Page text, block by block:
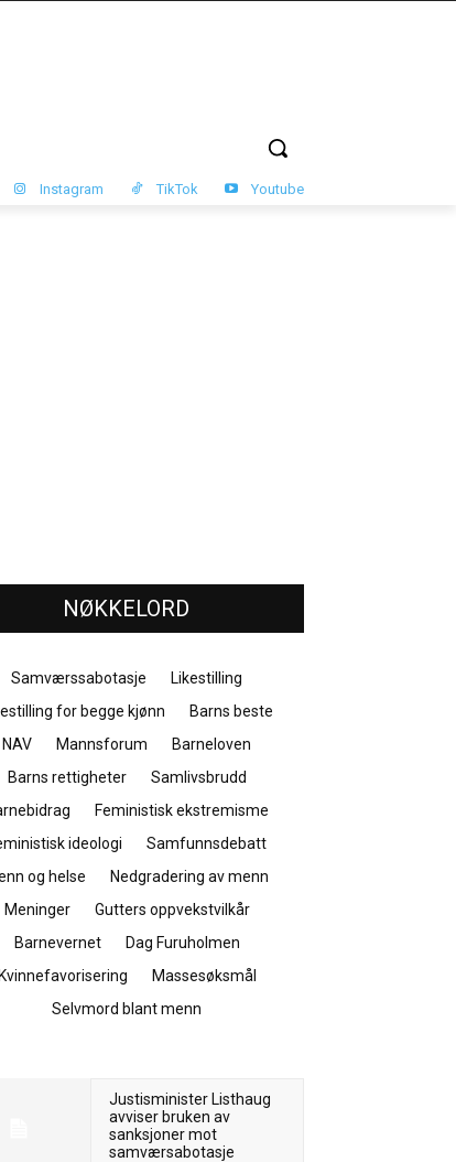
Instagram TikTok Youtube
NØKKELORD
Samværssabotasje
Likestilling
for begge kjønn
Barns beste
NAV
Mannsforum
Barneloven
Barns rettigheter
Samlivsbrudd
Feministisk ekstremisme
ideologi
Samfunnsdebatt
og helse
Nedgradering av menn
Meninger
Gutters oppvekstvilkår
Barnevernet
Dag Furuholmen
Kvinnefavorisering
Massesøksmål
Selvmord blant menn
Justisminister Listhaug
avviser bruken av
sanksjoner mot
samværsabotasje